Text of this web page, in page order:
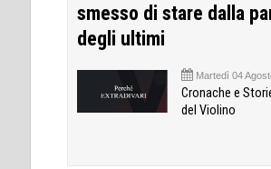
smesso di stare dalla
degli ultimi
Martedì 04
Cronache e
del Violino